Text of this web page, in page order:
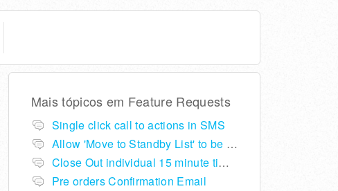
Mais tópicos em Feature Requests
Single click call to actions in SMS
Allow 'Move to Standby List' to be removed if not required in the pop up summary menu
Close Out individual 15 minute time slots per table
Pre orders Confirmation Email